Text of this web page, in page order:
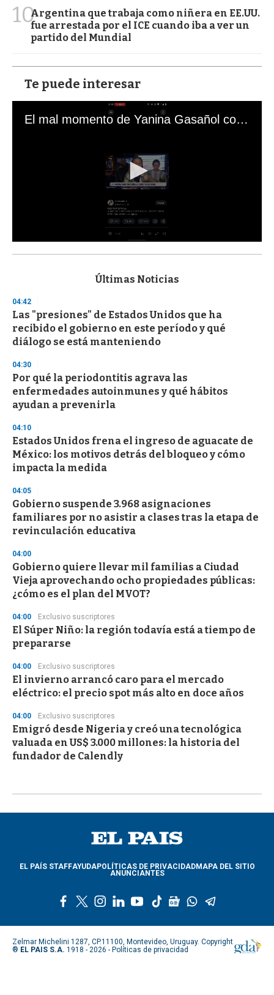
10Argentina que trabaja como niñera en EE.UU.
fue arrestada por el ICE cuando iba a ver un
partido del Mundial
Te puede interesar
El mal momento de Yanina Gasañol con un hincha argentino en "Subrayado"
s
d
s
o
f
3
s
e
c
o
n
Últimas Noticias
04:42
Las "presiones" de Estados Unidos que ha
recibido el gobierno en este período y qué
diálogo se está manteniendo
04:30
Por qué la periodontitis agrava las
enfermedades autoinmunes y qué hábitos
ayudan a prevenirla
04:10
Estados Unidos frena el ingreso de aguacate de
México: los motivos detrás del bloqueo y cómo
impacta la medida
04:05
Gobierno suspende 3.968 asignaciones
familiares por no asistir a clases tras la etapa de
revinculación educativa
04:00
Gobierno quiere llevar mil familias a Ciudad
Vieja aprovechando ocho propiedades públicas:
¿cómo es el plan del MVOT?
04:00 Exclusivo suscriptores
El Súper Niño: la región todavía está a tiempo de
prepararse
04:00 Exclusivo suscriptores
El invierno arrancó caro para el mercado
eléctrico: el precio spot más alto en doce años
04:00 Exclusivo suscriptores
Emigró desde Nigeria y creó una tecnológica
valuada en US$ 3.000 millones: la historia del
fundador de Calendly
EL PAÍS STAFFAYUDAPOLÍTICAS DE PRIVACIDADMAPA DEL SITIO
ANUNCIANTES
c
e
b
i
t
s
t
a
l
n
k
e
y
u
u
t
k
o
g
o
l
w
a
l
e
g
Zelmar Michelini 1287, CP.11100, Montevideo, Uruguay. Copyright
® EL PAIS S.A. 1918 - 2026 - Políticas de privacidad